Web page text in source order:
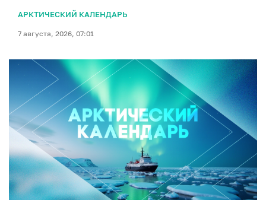
АРКТИЧЕСКИЙ КАЛЕНДАРЬ
7 августа, 2026, 07:01